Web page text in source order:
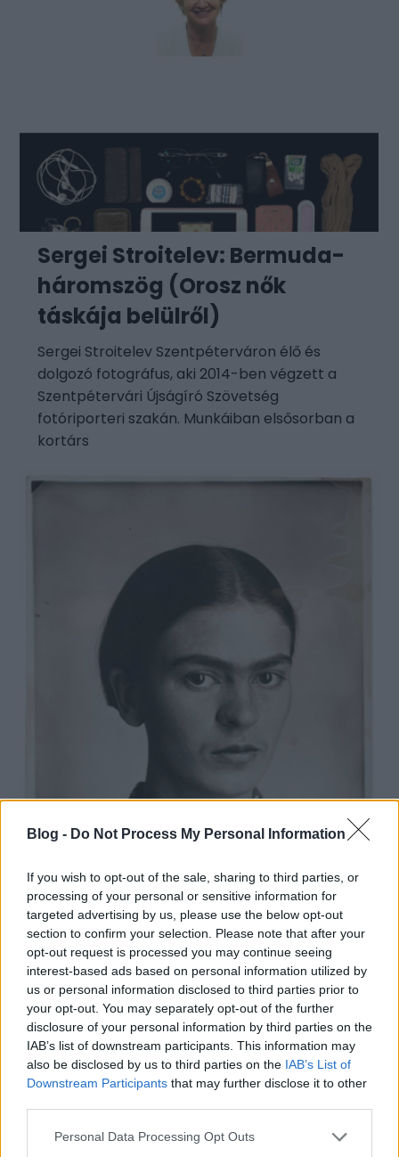
Blog - Do Not Process My Personal Information
If you wish to opt-out of the sale, sharing to third parties, or
processing of your personal or sensitive information for
targeted advertising by us, please use the below opt-out
section to confirm your selection. Please note that after your
opt-out request is processed you may continue seeing
interest-based ads based on personal information utilized by
us or personal information disclosed to third parties prior to
your opt-out. You may separately opt-out of the further
disclosure of your personal information by third parties on the
IAB’s list of downstream participants. This information may
also be disclosed by us to third parties on the IAB’s List of
Downstream Participants that may further disclose it to other
Please note that this website/app uses one or more Google
Personal Data Processing Opt Outs
Sergei Stroitelev: Bermuda-
háromszög (Orosz nők
táskája belülről)
Sergei Stroitelev Szentpéterváron élő és
dolgozó fotográfus, aki 2014-ben végzett a
Szentpétervári Újságíró Szövetség
fotóriporteri szakán. Munkáiban elsősorban a
kortárs
Több mint tízezren látták
elzárt fotógyűjteményét a
Mai Manó Házban
10.000 feletti kíváncsi tekintetet vonzott már
a Frida Kahlo fotógyűjteménye című kiállítás
a Mai Manó Házban, mely a mexikói
művésznő, popkulturális ikon életének rejtett